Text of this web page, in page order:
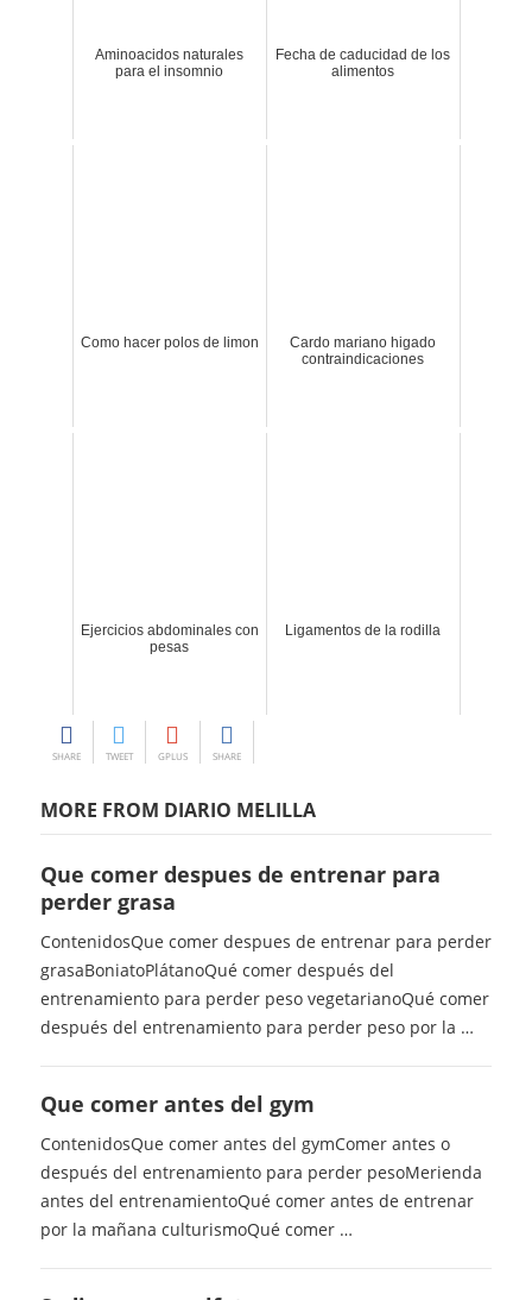
Aminoacidos naturales
para el insomnio
Fecha de caducidad de los
alimentos
Como hacer polos de limon
Cardo mariano higado
contraindicaciones
Ejercicios abdominales con
pesas
Ligamentos de la rodilla
SHARE TWEET GPLUS SHARE
MORE FROM DIARIO MELILLA
Que comer despues de entrenar para
perder grasa
ContenidosQue comer despues de entrenar para perder
grasaBoniatoPlátanoQué comer después del
entrenamiento para perder peso vegetarianoQué comer
después del entrenamiento para perder peso por la …
Que comer antes del gym
ContenidosQue comer antes del gymComer antes o
después del entrenamiento para perder pesoMerienda
antes del entrenamientoQué comer antes de entrenar
por la mañana culturismoQué comer …